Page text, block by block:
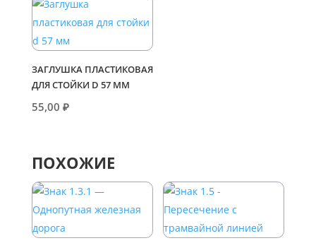
ЗАГЛУШКА ПЛАСТИКОВАЯ
ДЛЯ СТОЙКИ D 57 ММ
55,00 ₽
ПОХОЖИЕ